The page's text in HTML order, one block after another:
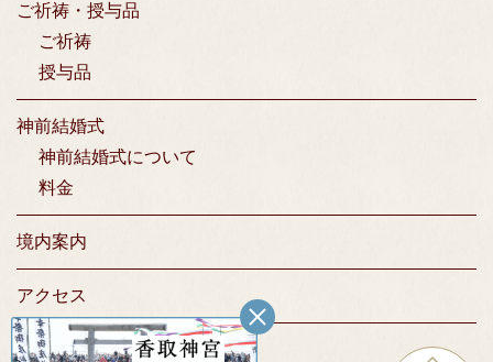
ご祈祷・授与品
ご祈祷
授与品
神前結婚式
神前結婚式について
料金
境内案内
アクセス
お問い合わせ